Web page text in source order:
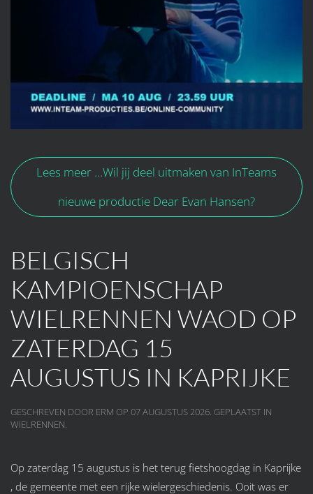
Lees meer …Wil jij deel uitmaken van InTeams
nieuwe productie Dear Evan Hansen?
BELGISCH
KAMPIOENSCHAP
WIELRENNEN WAOD OP
ZATERDAG 15
AUGUSTUS IN KAPRIJKE
GESCHREVEN DOOR ERM OP 07 AUGUSTUS 2026. GEPLAATST IN
WIELRENNEN.
Op zaterdag 15 augustus is het terug fietshoogdag in Kaprijke
, de gemeente met een rijke wielergeschiedenis. Ooit was er